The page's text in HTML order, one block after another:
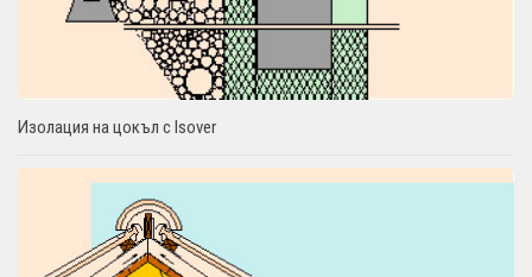
Изолация на цокъл с Isover